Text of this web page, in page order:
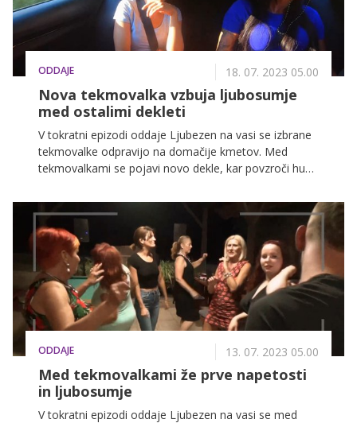
ODDAJE 18. 07. 2023 05.00
Nova tekmovalka vzbuja ljubosumje
med ostalimi dekleti
V tokratni epizodi oddaje Ljubezen na vasi se izbrane
tekmovalke odpravijo na domačije kmetov. Med
tekmovalkami se pojavi novo dekle, kar povzroči hudo
kmetov, medtem pa obljubljajo veliko presenečenje.
ODDAJE 13. 07. 2023 05.00
Med tekmovalkami že prve napetosti
in ljubosumje
V tokratni epizodi oddaje Ljubezen na vasi se med